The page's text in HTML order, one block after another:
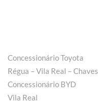
Concessionário Toyota
Régua – Vila Real – Chaves
Concessionário BYD
Vila Real